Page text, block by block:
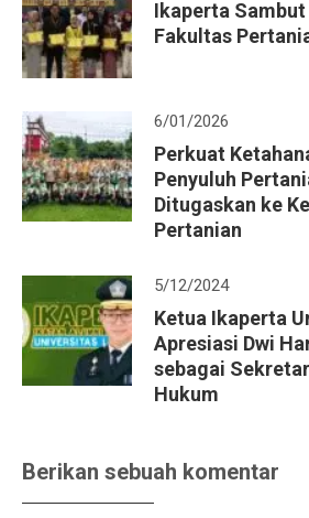
Ikaperta
Fakultas
6/01/2026
Perkuat
Penyuluh
Ditugaskan ke
Pertanian
5/12/2024
Ketua Ikaperta
Apresiasi Dwi
sebagai
Hukum
Berikan sebuah komentar